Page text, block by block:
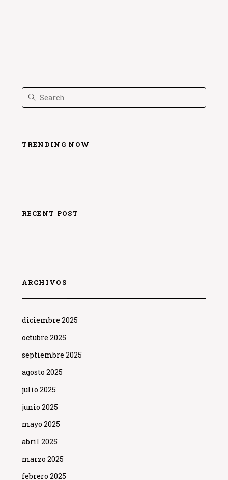
TRENDING NOW
RECENT POST
ARCHIVOS
diciembre 2025
octubre 2025
septiembre 2025
agosto 2025
julio 2025
junio 2025
mayo 2025
abril 2025
marzo 2025
febrero 2025